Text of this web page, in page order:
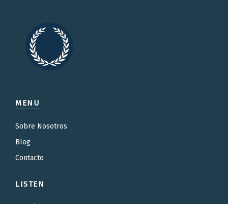
MENU
Sobre Nosotros
Blog
Contacto
LISTEN